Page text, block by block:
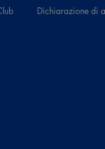
Dichiarazione di